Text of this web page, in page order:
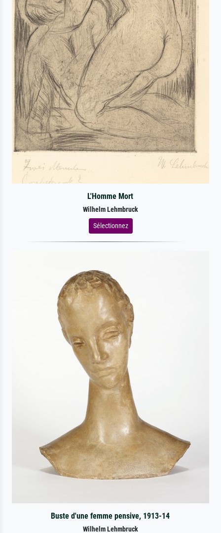
L'Homme Mort
Wilhelm Lehmbruck
Sélectionnez
Buste d'une femme pensive, 1913-14
Wilhelm Lehmbruck